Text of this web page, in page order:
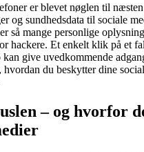
er blevet nøglen til
og sundhedsdata til sociale
så mange personlige
hackere. Et enkelt klik på et
kan give uvedkommende
du beskytter dine
– og hvorfor